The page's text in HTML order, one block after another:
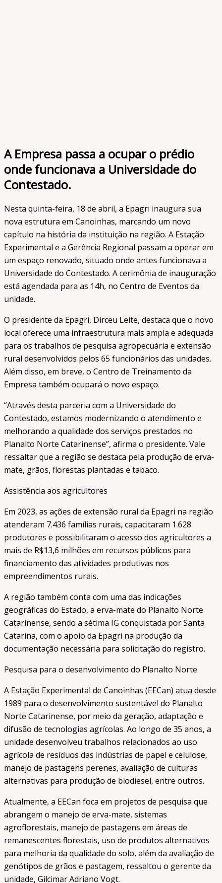
A Empresa passa a ocupar o prédio
onde funcionava a Universidade do
Contestado.
Nesta quinta-feira, 18 de abril, a Epagri inaugura sua
nova estrutura em Canoinhas, marcando um novo
capítulo na história da instituição na região. A Estação
Experimental e a Gerência Regional passam a operar em
um espaço renovado, situado onde antes funcionava a
Universidade do Contestado. A cerimônia de inauguração
está agendada para as 14h, no Centro de Eventos da
unidade.
O presidente da Epagri, Dirceu Leite, destaca que o novo
local oferece uma infraestrutura mais ampla e adequada
para os trabalhos de pesquisa agropecuária e extensão
rural desenvolvidos pelos 65 funcionários das unidades.
Além disso, em breve, o Centro de Treinamento da
Empresa também ocupará o novo espaço.
“Através desta parceria com a Universidade do
Contestado, estamos modernizando o atendimento e
melhorando a qualidade dos serviços prestados no
Planalto Norte Catarinense”, afirma o presidente. Vale
ressaltar que a região se destaca pela produção de erva-
mate, grãos, florestas plantadas e tabaco.
Assistência aos agricultores
Em 2023, as ações de extensão rural da Epagri na região
atenderam 7.436 famílias rurais, capacitaram 1.628
produtores e possibilitaram o acesso dos agricultores a
mais de R$13,6 milhões em recursos públicos para
financiamento das atividades produtivas nos
empreendimentos rurais.
A região também conta com uma das indicações
geográficas do Estado, a erva-mate do Planalto Norte
Catarinense, sendo a sétima IG conquistada por Santa
Catarina, com o apoio da Epagri na produção da
documentação necessária para solicitação do registro.
Pesquisa para o desenvolvimento do Planalto Norte
A Estação Experimental de Canoinhas (EECan) atua desde
1989 para o desenvolvimento sustentável do Planalto
Norte Catarinense, por meio da geração, adaptação e
difusão de tecnologias agrícolas. Ao longo de 35 anos, a
unidade desenvolveu trabalhos relacionados ao uso
agrícola de resíduos das indústrias de papel e celulose,
manejo de pastagens perenes, avaliação de culturas
alternativas para produção de biodiesel, entre outros.
Atualmente, a EECan foca em projetos de pesquisa que
abrangem o manejo de erva-mate, sistemas
agroflorestais, manejo de pastagens em áreas de
remanescentes florestais, uso de produtos alternativos
para melhoria da qualidade do solo, além da avaliação de
genótipos de grãos e pastagem, ressaltou o gerente da
unidade, Gilcimar Adriano Vogt.